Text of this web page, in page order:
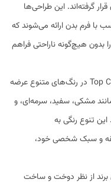
گرفته‌اند. این طراحی‌ها
با فرم بدن ارائه می‌شوند که
بدون هیچ‌گونه ناراحتی فراهم
3. رنگ‌بندی متنوع: شورت‌های اسلیپ Top Classic در رنگ‌های متنوع عرضه
مشکی، سفید، سرمه‌ای، و
تنوع رنگی به
و سبک شخصی خود،
از نظر دوخت و ساخت